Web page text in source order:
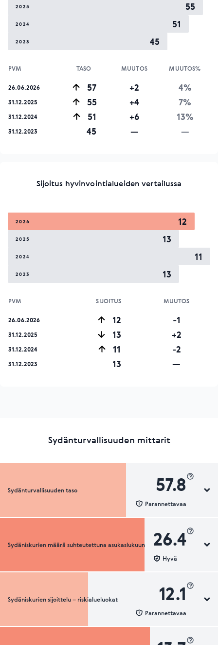
2025 55
2024 51
2023 45
PVM TASO MUUTOS MUUTOS%
26.06.2026 57 +2 4%
31.12.2025 55 +4 7%
31.12.2024 51 +6 13%
31.12.2023 45 — —
Sijoitus hyvinvointialueiden vertailussa
2026 12
2025 13
2024 11
2023 13
PVM SIJOITUS MUUTOS
26.06.2026 12 -1
31.12.2025 13 +2
31.12.2024 11 -2
31.12.2023 13 —
Sydänturvallisuuden mittarit
Sydänturvallisuuden taso 57.8
Parannettavaa
Sydänturvallisuuden luokka
Sydäniskurien määrä suhteutettuna asukaslukuun 26.4
Hyvä
Sydäniskurien määrä suhteutettuna asukaslukuun
Sydäniskurien sijoittelu – riskialueluokat 12.1
Parannettavaa